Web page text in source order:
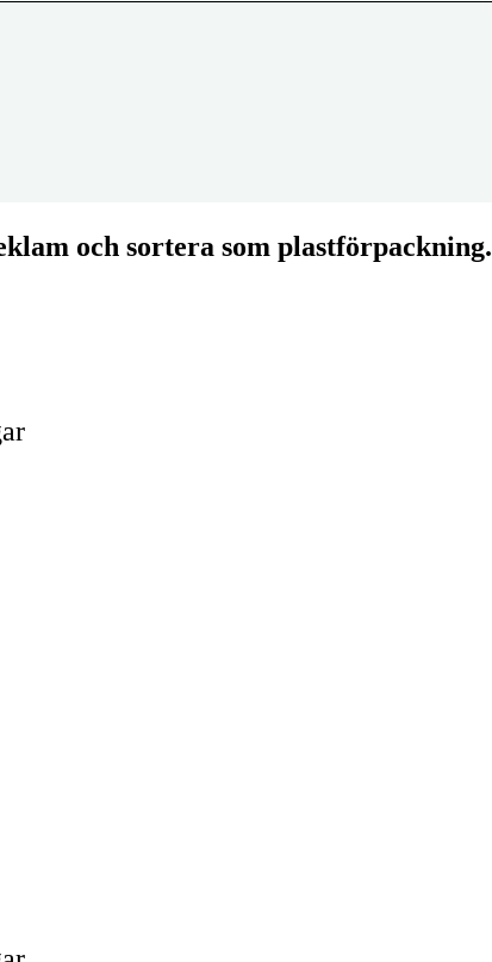
och sortera som plastförpackning.